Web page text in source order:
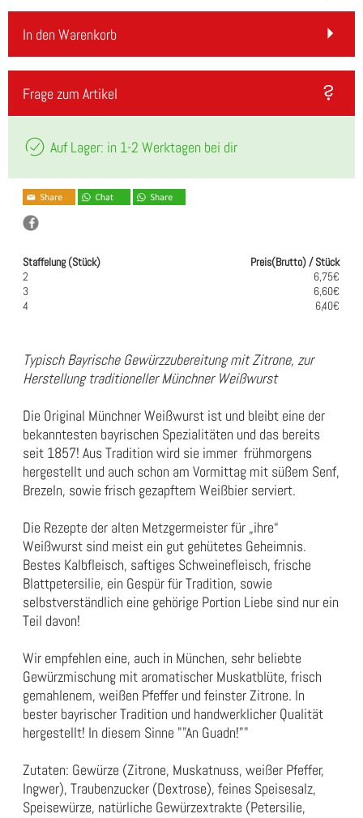
In den Warenkorb
Frage zum Artikel
Auf Lager: in 1-2 Werktagen bei dir
Staffelung (Stück)
Preis(Brutto) / Stück
2
6,75€
3
6,60€
4
6,40€
Typisch Bayrische Gewürzzubereitung mit Zitrone, zur
Herstellung traditioneller Münchner Weißwurst
Die Original Münchner Weißwurst ist und bleibt eine der
bekanntesten bayrischen Spezialitäten und das bereits
seit 1857! Aus Tradition wird sie immer frühmorgens
hergestellt und auch schon am Vormittag mit süßem Senf,
Brezeln, sowie frisch gezapftem Weißbier serviert.
Die Rezepte der alten Metzgermeister für „ihre“
Weißwurst sind meist ein gut gehütetes Geheimnis.
Bestes Kalbfleisch, saftiges Schweinefleisch, frische
Blattpetersilie, ein Gespür für Tradition, sowie
selbstverständlich eine gehörige Portion Liebe sind nur ein
Teil davon!
Wir empfehlen eine, auch in München, sehr beliebte
Gewürzmischung mit aromatischer Muskatblüte, frisch
gemahlenem, weißen Pfeffer und feinster Zitrone. In
bester bayrischer Tradition und handwerklicher Qualität
hergestellt! In diesem Sinne ""An Guadn!""
Zutaten: Gewürze (Zitrone, Muskatnuss, weißer Pfeffer,
Ingwer), Traubenzucker (Dextrose), feines Speisesalz,
Speisewürze, natürliche Gewürzextrakte (Petersilie,